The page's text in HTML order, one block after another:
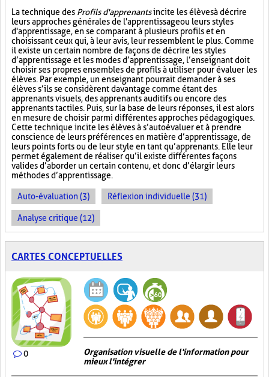
La technique des Profils d'apprenantsincite les élèves à décrire
leurs approches générales de l'apprentissage ou leurs styles
d'apprentissage, en se comparant à plusieurs profils et en
choisissant ceux qui, à leur avis, leur ressemblent le plus. Comme
il existe un certain nombre de façons de décrire les styles
d’apprentissage et les modes d’apprentissage, l’enseignant doit
choisir ses propres ensembles de profils à utiliser pour évaluer les
élèves. Par exemple, un enseignant pourrait demander à ses
élèves s’ils se considèrent davantage comme étant des
apprenants visuels, des apprenants auditifs ou encore des
apprenants tactiles. Puis, sur la base de leurs réponses, il est alors
en mesure de choisir parmi différentes approches pédagogiques.
Cette technique incite les élèves à s’autoévaluer et à prendre
conscience de leurs préférences en matière d’apprentissage, de
leurs points forts ou de leur style en tant qu’apprenants. Elle leur
permet également de réaliser qu’il existe différentes façons
valides d’aborder un certain contenu, et donc d’élargir leurs
méthodes d’apprentissage.
Auto-évaluation (3) Réflexion individuelle (31)
Analyse critique (12)
CARTES CONCEPTUELLES
0
Organisation visuelle de l'information pour
mieux l'intégrer